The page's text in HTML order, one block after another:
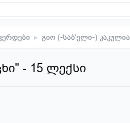
▸ გიო (-საბ'ელი-) კაკულია
- 15 ლექსი